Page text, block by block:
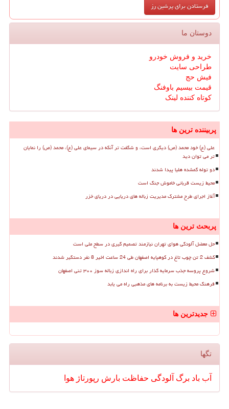
دوستان ما
خرید و فروش خودرو
طراحی سایت
فیش حج
قیمت بیسیم باوفنگ
کوتاه کننده لینک
پربیننده ترین ها
علی (ع) خود محمد (ص) دیگری است، و شگفت تر آنکه در سیمای علی (ع)، محمد (ص) را نمایان
تر می توان دید
دو توله گمشده هلیا پیدا شدند
محیط زیست قربانی خاموش جنگ است
آغاز اجرای طرح مشترک مدیریت زباله های دریایی در دریای خزر
پربحث ترین ها
حل معضل آلودگی هوای تهران نیازمند تصمیم گیری در سطح ملی است
کشف 2 تن چوب تاغ در کوهپایه اصفهان طی 24 ساعت اخیر 8 نفر دستگیر شدند
شروع پروسه جذب سرمایه گذار برای راه اندازی زباله سوز ۳۰۰ تنی اصفهان
فرهنگ محیط زیست به برنامه های مذهبی راه می یابد
جدیدترین ها
تگها
آب باد برگ آلودگی حفاظت بارش رپورتاژ هوا